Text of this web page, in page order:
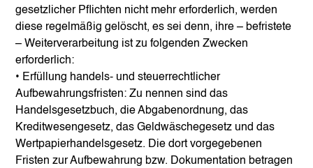
gesetzlicher Pflichten nicht mehr erforderlich, werden
diese regelmäßig gelöscht, es sei denn, ihre – befristete
– Weiterverarbeitung ist zu folgenden Zwecken
erforderlich:
• Erfüllung handels- und steuerrechtlicher
Aufbewahrungsfristen: Zu nennen sind das
Handelsgesetzbuch, die Abgabenordnung, das
Kreditwesengesetz, das Geldwäschegesetz und das
Wertpapierhandelsgesetz. Die dort vorgegebenen
Fristen zur Aufbewahrung bzw. Dokumentation betragen